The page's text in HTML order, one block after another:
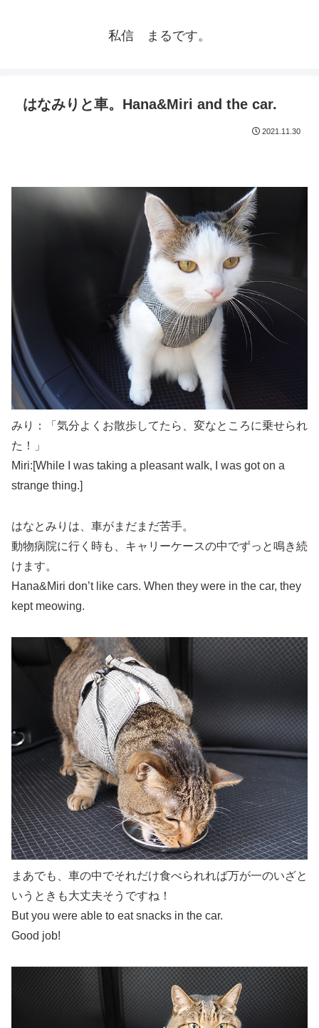
私信 まるです。
はなみりと車。Hana&Miri and the car.
2021.11.30
みり：「気分よくお散歩してたら、変なところに乗せられ
た！」
Miri:[While I was taking a pleasant walk, I was got on a
strange thing.]
はなとみりは、車がまだまだ苦手。
動物病院に行く時も、キャリーケースの中でずっと鳴き続
けます。
Hana&Miri don’t like cars. When they were in the car, they
kept meowing.
まあでも、車の中でそれだけ食べられれば万が一のいざと
いうときも大丈夫そうですね！
But you were able to eat snacks in the car.
Good job!